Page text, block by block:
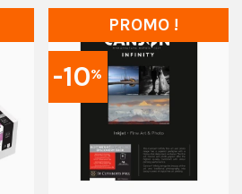
-10%
PROMO !